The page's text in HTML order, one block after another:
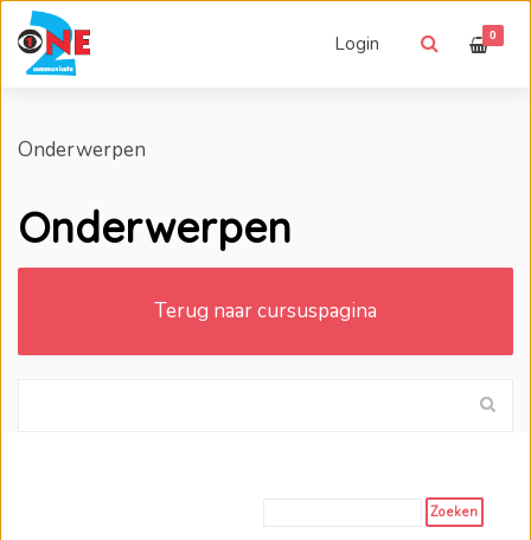
Login 0
Onderwerpen
Onderwerpen
Terug naar cursuspagina